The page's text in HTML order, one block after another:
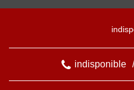
indisponible /